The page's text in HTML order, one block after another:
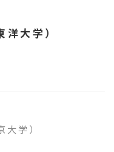
大学）
学）